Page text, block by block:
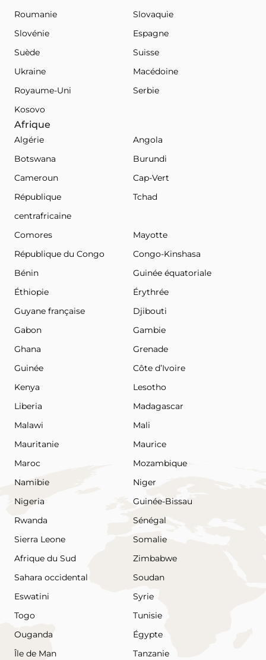
Roumanie
Slovaquie
Slovénie
Espagne
Suède
Suisse
Ukraine
Macédoine
Royaume-Uni
Serbie
Kosovo
Afrique
Algérie
Angola
Botswana
Burundi
Cameroun
Cap-Vert
République
centrafricaine
Tchad
Comores
Mayotte
République du Congo
Congo-Kinshasa
Bénin
Guinée équatoriale
Éthiopie
Érythrée
Guyane française
Djibouti
Gabon
Gambie
Ghana
Grenade
Guinée
Côte d’Ivoire
Kenya
Lesotho
Liberia
Madagascar
Malawi
Mali
Mauritanie
Maurice
Maroc
Mozambique
Namibie
Niger
Nigeria
Guinée-Bissau
Rwanda
Sénégal
Sierra Leone
Somalie
Afrique du Sud
Zimbabwe
Sahara occidental
Soudan
Eswatini
Syrie
Togo
Tunisie
Ouganda
Égypte
Île de Man
Tanzanie